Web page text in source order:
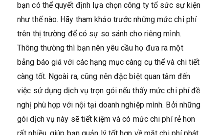
bạn có thể quyết định lựa chọn công ty tổ sức sự kiện
như thế nào. Hãy tham khảo trước những mức chi phí
trên thị trường để có sự so sánh cho riêng mình.
Thông thường thì bạn nên yêu cầu họ đưa ra một
bảng báo giá với các hạng mục càng cụ thể và chi tiết
càng tốt. Ngoài ra, cũng nên đặc biệt quan tâm đến
việc sử dụng dịch vụ trọn gói nếu thấy mức chi phí đề
nghị phù hợp với nội tại doanh nghiệp mình. Bởi những
gói dịch vụ này sẽ tiết kiệm và có mức chi phí rẻ hơn